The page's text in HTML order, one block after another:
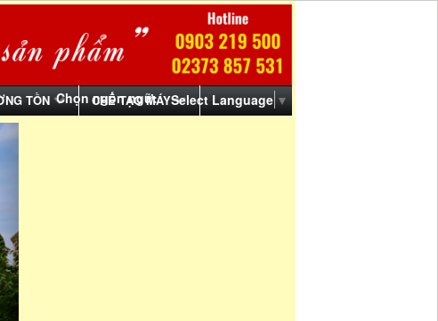
TỒN CHẾ TẠO MÁY
Chọn ngôn ngữ: Select Language ▼